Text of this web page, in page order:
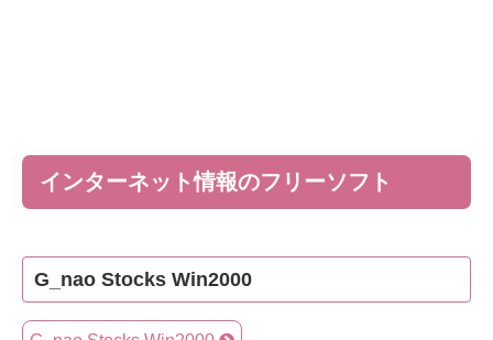
インターネット情報のフリーソフト
G_nao Stocks Win2000